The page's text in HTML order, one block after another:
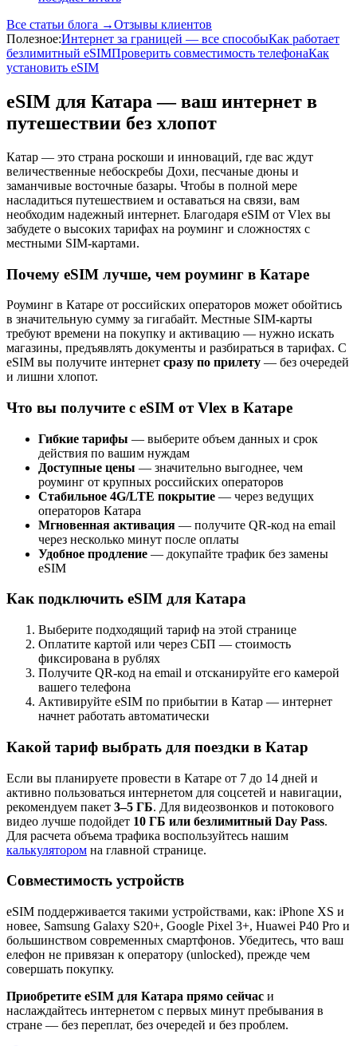
Все статьи блога →Отзывы клиентов
Полезное:Интернет за границей — все способыКак работает
безлимитный eSIMПроверить совместимость телефонаКак
установить eSIM
eSIM для Катара — ваш интернет в
путешествии без хлопот
Катар — это страна роскоши и инноваций, где вас ждут
величественные небоскребы Дохи, песчаные дюны и
заманчивые восточные базары. Чтобы в полной мере
насладиться путешествием и оставаться на связи, вам
необходим надежный интернет. Благодаря eSIM от Vlex вы
забудете о высоких тарифах на роуминг и сложностях с
местными SIM-картами.
Почему eSIM лучше, чем роуминг в Катаре
Роуминг в Катаре от российских операторов может обойтись
в значительную сумму за гигабайт. Местные SIM-карты
требуют времени на покупку и активацию — нужно искать
магазины, предъявлять документы и разбираться в тарифах. С
eSIM вы получите интернет сразу по прилету — без очередей
и лишни хлопот.
Что вы получите с eSIM от Vlex в Катаре
Гибкие тарифы — выберите объем данных и срок
действия по вашим нуждам
Доступные цены — значительно выгоднее, чем
роуминг от крупных российских операторов
Стабильное 4G/LTE покрытие — через ведущих
операторов Катара
Мгновенная активация — получите QR-код на email
через несколько минут после оплаты
Удобное продление — докупайте трафик без замены
eSIM
Как подключить eSIM для Катара
Выберите подходящий тариф на этой странице
Оплатите картой или через СБП — стоимость
фиксирована в рублях
Получите QR-код на email и отсканируйте его камерой
вашего телефона
Активируйте eSIM по прибытии в Катар — интернет
начнет работать автоматически
Какой тариф выбрать для поездки в Катар
Если вы планируете провести в Катаре от 7 до 14 дней и
активно пользоваться интернетом для соцсетей и навигации,
рекомендуем пакет 3–5 ГБ. Для видеозвонков и потокового
видео лучше подойдет 10 ГБ или безлимитный Day Pass.
Для расчета объема трафика воспользуйтесь нашим
калькулятором на главной странице.
Совместимость устройств
eSIM поддерживается такими устройствами, как: iPhone XS и
новее, Samsung Galaxy S20+, Google Pixel 3+, Huawei P40 Pro и
большинством современных смартфонов. Убедитесь, что ваш
елефон не привязан к оператору (unlocked), прежде чем
совершать покупку.
Приобретите eSIM для Катара прямо сейчас и
наслаждайтесь интернетом с первых минут пребывания в
стране — без переплат, без очередей и без проблем.